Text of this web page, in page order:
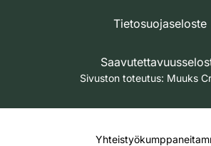
Tietosuojaseloste
Sivuston toteutus: Muuks